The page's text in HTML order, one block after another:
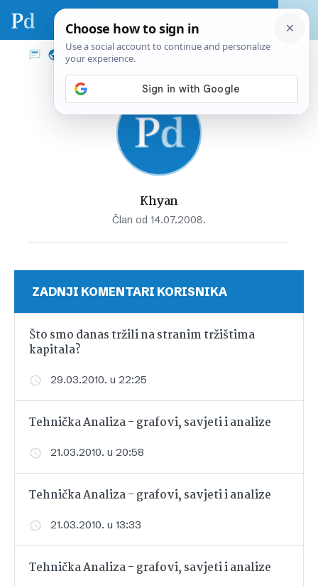
Khyan
Član od 14.07.2008.
ZADNJI KOMENTARI KORISNIKA
Što smo danas tržili na stranim tržištima
kapitala?
29.03.2010. u 22:25
Tehnička Analiza - grafovi, savjeti i analize
21.03.2010. u 20:58
Tehnička Analiza - grafovi, savjeti i analize
21.03.2010. u 13:33
Tehnička Analiza - grafovi, savjeti i analize